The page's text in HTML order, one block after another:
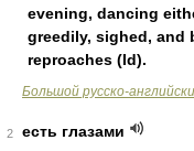
evening, dancing
greedily, sighed, and
reproaches (Id).
Большой русско-
2
есть глазами